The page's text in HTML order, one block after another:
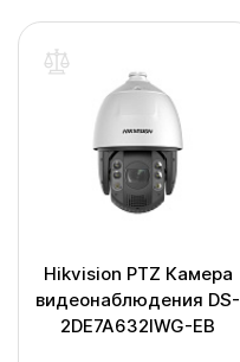
Hikvision PTZ Камера
видеонаблюдения DS-
2DE7A632IWG-EB